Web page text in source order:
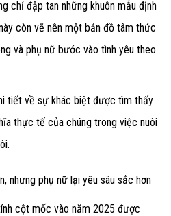
chỉ đập tan những khuôn mẫu định
còn vẽ nên một bản đồ tâm thức
và phụ nữ bước vào tình yêu theo
tiết về sự khác biệt được tìm thấy
thực tế của chúng trong việc nuôi
nhưng phụ nữ lại yêu sâu sắc hơn
cột mốc vào năm 2025 được